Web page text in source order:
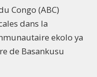
Congo (ABC)
dans la
ekolo ya
de Basankusu